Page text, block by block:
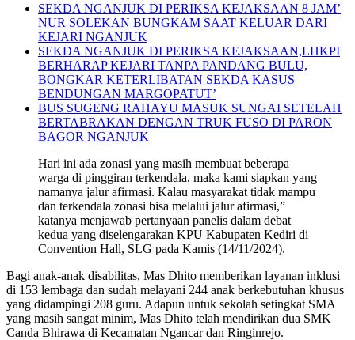
SEKDA NGANJUK DI PERIKSA KEJAKSAAN 8 JAM’
NUR SOLEKAN BUNGKAM SAAT KELUAR DARI
KEJARI NGANJUK
SEKDA NGANJUK DI PERIKSA KEJAKSAAN,LHKPI
BERHARAP KEJARI TANPA PANDANG BULU,
BONGKAR KETERLIBATAN SEKDA KASUS
BENDUNGAN MARGOPATUT’
BUS SUGENG RAHAYU MASUK SUNGAI SETELAH
BERTABRAKAN DENGAN TRUK FUSO DI PARON
BAGOR NGANJUK
Hari ini ada zonasi yang masih membuat beberapa
warga di pinggiran terkendala, maka kami siapkan yang
namanya jalur afirmasi. Kalau masyarakat tidak mampu
dan terkendala zonasi bisa melalui jalur afirmasi,”
katanya menjawab pertanyaan panelis dalam debat
kedua yang diselengarakan KPU Kabupaten Kediri di
Convention Hall, SLG pada Kamis (14/11/2024).
Bagi anak-anak disabilitas, Mas Dhito memberikan layanan inklusi
di 153 lembaga dan sudah melayani 244 anak berkebutuhan khusus
yang didampingi 208 guru. Adapun untuk sekolah setingkat SMA
yang masih sangat minim, Mas Dhito telah mendirikan dua SMK
Canda Bhirawa di Kecamatan Ngancar dan Ringinrejo.